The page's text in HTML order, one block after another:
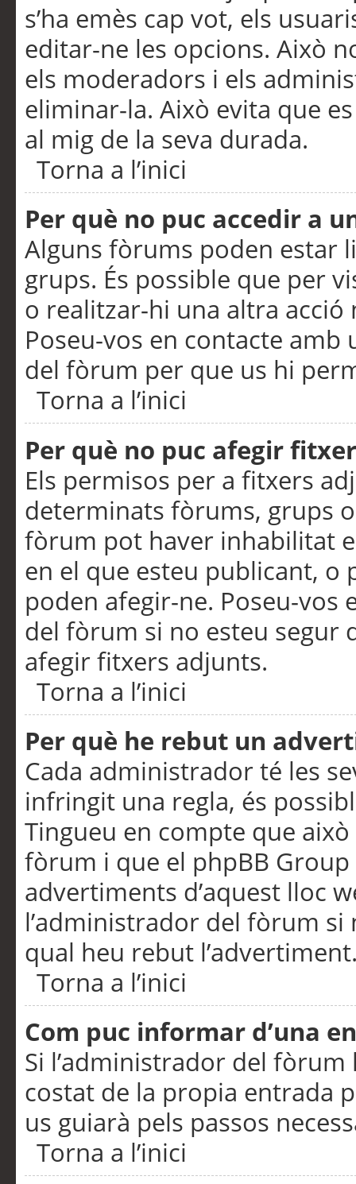
s’ha emès cap vot, els
editar-ne les opcions. Això
els moderadors i els
eliminar-la. Això evita que
al mig de la seva durada.
Torna a l’inici
Per què no puc accedir a
Alguns fòrums poden estar
grups. És possible que per
o realitzar-hi una altra acció
Poseu-vos en contacte
del fòrum per que us hi
Torna a l’inici
Per què no puc afegir
Els permisos per a fitxers
determinats fòrums, grups
fòrum pot haver inhabilitat
en el que esteu publicant,
poden afegir-ne. Poseu-vos
del fòrum si no esteu segur
afegir fitxers adjunts.
Torna a l’inici
Per què he rebut un
Cada administrador té les
infringit una regla, és
Tingueu en compte que
fòrum i que el phpBB
advertiments d’aquest lloc
l’administrador del fòrum
qual heu rebut
Torna a l’inici
Com puc informar d’una
Si l’administrador del
costat de la propia entrada
us guiarà pels passos
Torna a l’inici